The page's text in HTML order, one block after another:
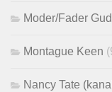
Moder/Fader Gud
Montague Keen
Nancy Tate